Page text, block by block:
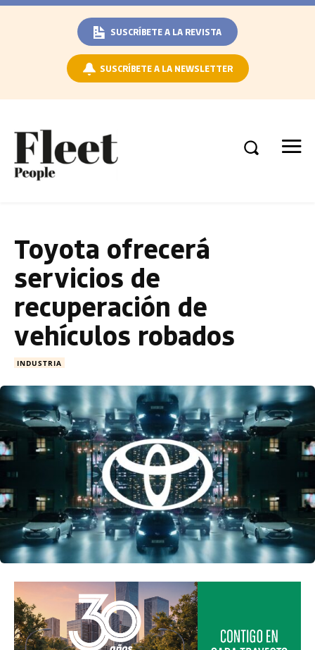
SUSCRÍBETE A LA REVISTA
SUSCRÍBETE A LA NEWSLETTER
Toyota ofrecerá
servicios de
recuperación de
vehículos robados
INDUSTRIA